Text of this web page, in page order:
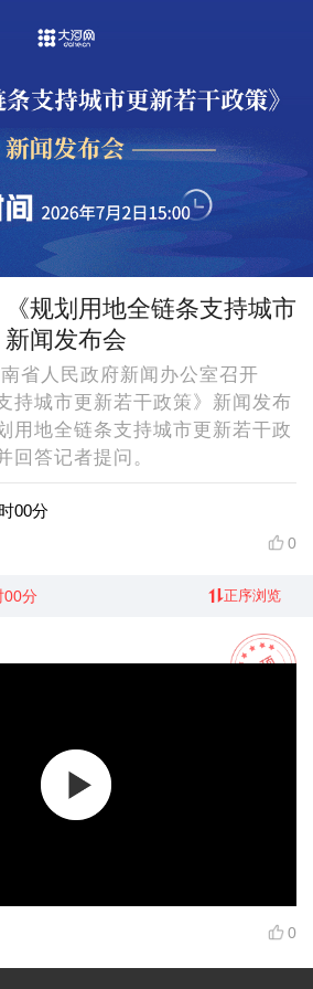
《规划用地全链条支持城市
闻发布会
省人民政府新闻办公室召开
持城市更新若干政策》新闻发布
用地全链条支持城市更新若干政
回答记者提问。
00分
0
00分 正序浏览
0